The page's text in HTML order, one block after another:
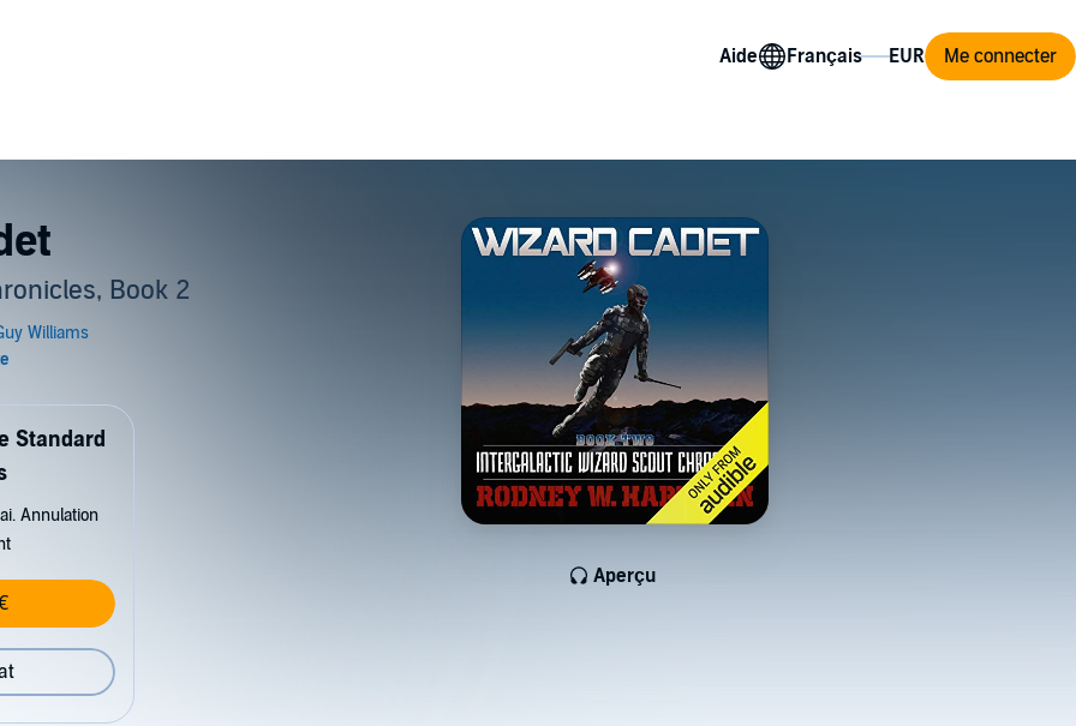
Aide Me connecter
Book 2
Aperçu
Standard
Annulation